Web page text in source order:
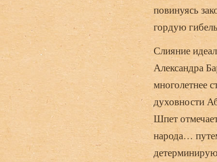
повинуясь
гордую
Слияние
Александра
многолетнее
духовности
Шпет
народа…